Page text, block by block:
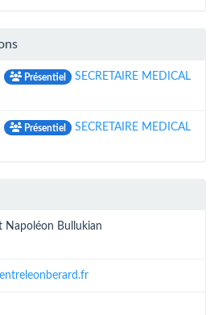
Présentiel SECRETAIRE MEDICAL
Présentiel SECRETAIRE MEDICAL
Napoléon Bullukian